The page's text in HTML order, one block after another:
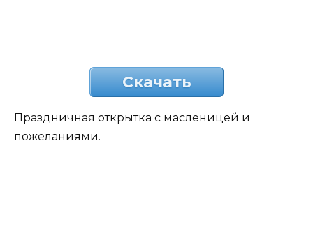
Скачать
Праздничная открытка с масленицей и
пожеланиями.